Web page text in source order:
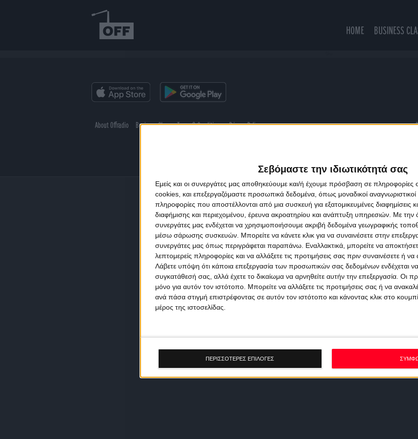
Σεβόμαστε την ιδιωτικότητά σας
Εμείς και οι συνεργάτες μας αποθηκεύουμε και/ή έχουμε πρόσβαση σε
cookies, και επεξεργαζόμαστε προσωπικά δεδομένα, όπως μοναδικοί
πληροφορίες που αποστέλλονται από μια συσκευή για εξατομικευμένες διαφημίσεις
διαφήμισης και περιεχομένου, έρευνα ακροατηρίου και ανάπτυξη υπηρεσιών. Με την
συνεργάτες μας ενδέχεται να χρησιμοποιήσουμε ακριβή δεδομένα γεωγραφικής
μέσω σάρωσης συσκευών. Μπορείτε να κάνετε κλικ για να συναινέσετε στην
συνεργάτες μας όπως περιγράφεται παραπάνω. Εναλλακτικά, μπορείτε να
λεπτομερείς πληροφορίες και να αλλάξετε τις προτιμήσεις σας πριν συναινέσετε ή να
Λάβετε υπόψη ότι κάποια επεξεργασία των προσωπικών σας δεδομένων ενδέχεται να
συγκατάθεσή σας, αλλά έχετε το δικαίωμα να αρνηθείτε αυτήν την επεξεργασία. Οι
μόνο για αυτόν τον ιστότοπο. Μπορείτε να αλλάξετε τις προτιμήσεις σας ή να
ανά πάσα στιγμή επιστρέφοντας σε αυτόν τον ιστότοπο και κάνοντας κλικ στο
μέρος της ιστοσελίδας.
ΠΕΡΙΣΣΟΤΕΡΕΣ ΕΠΙΛΟΓΕΣ
HOME BUSINESS
About Offradio Business Class Terms & Conditions Privacy Policy